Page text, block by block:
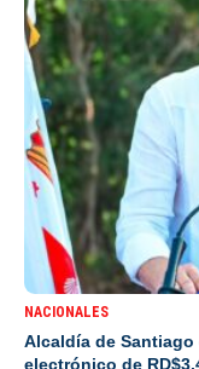
NACIONALES
Alcaldía de
electrónico de